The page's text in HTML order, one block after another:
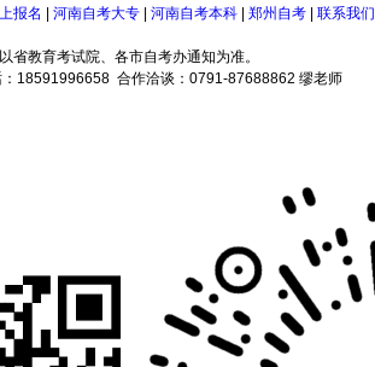
报名 河南自考大专 河南自考本科 郑州自考 联系我们
教育考试院、各市自考办通知为准。
18591996658 合作洽谈：0791-87688862 缪老师